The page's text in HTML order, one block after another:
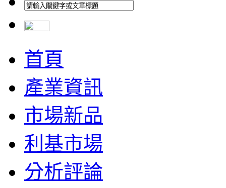
首頁
產業資訊
市場新品
利基市場
分析評論